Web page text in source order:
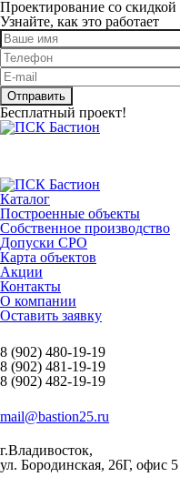
Проектирование со
Узнайте, как это работает
Оставьте это поле пустым.
Бесплатный проект!
Каталог
Построенные объекты
Собственное производство
Допуски СРО
Карта объектов
Акции
Контакты
О компании
Оставить заявку
8 (902) 480-19-19
8 (902) 481-19-19
8 (902) 482-19-19
mail@bastion25.ru
г.Владивосток,
ул. Бородинская, 26Г, офис 5